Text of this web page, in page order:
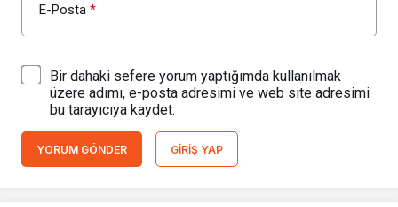
E-Posta *
Bir dahaki sefere yorum yaptığımda kullanılmak
üzere adımı, e-posta adresimi ve web site adresimi
bu tarayıcıya kaydet.
YORUM GÖNDER GIRIŞ YAP